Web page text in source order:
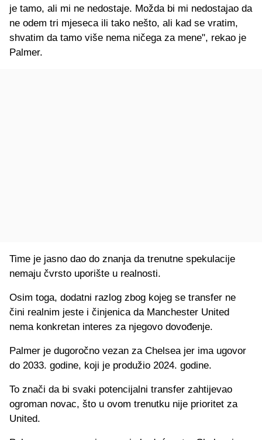
je tamo, ali mi ne nedostaje. Možda bi mi nedostajao da
ne odem tri mjeseca ili tako nešto, ali kad se vratim,
shvatim da tamo više nema ničega za mene", rekao je
Palmer.
Time je jasno dao do znanja da trenutne spekulacije
nemaju čvrsto uporište u realnosti.
Osim toga, dodatni razlog zbog kojeg se transfer ne
čini realnim jeste i činjenica da Manchester United
nema konkretan interes za njegovo dovođenje.
Palmer je dugoročno vezan za Chelsea jer ima ugovor
do 2033. godine, koji je produžio 2024. godine.
To znači da bi svaki potencijalni transfer zahtijevao
ogroman novac, što u ovom trenutku nije prioritet za
United.